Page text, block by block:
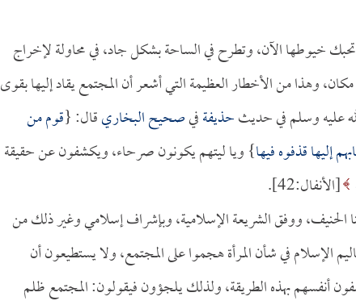
تحبك خيوطها الآن، وتطرح في الساحة بشكل جاد، في محاولة لإخراج
وهذا من الأخطار العظيمة التي أشعر أن المجتمع يقاد إليها بقوى
عليه وسلم في حديثحذيفةفيصحيح البخاريقال: {قوم من
إليها قذفوه فيها} ويا ليتهم يكونون صرحاء، ويكشفون عن حقيقة
[الأنفال:42].
الحنيف، ووفق الشريعة الإسلامية، وبإشراف إسلامي وغير ذلك من
الإسلام في شأن المرأة هجموا على المجتمع، ولا يستطيعون أن
أنفسهم بهذه الطريقة، ولذلك يلجؤون فيقولون: المجتمع ظلم